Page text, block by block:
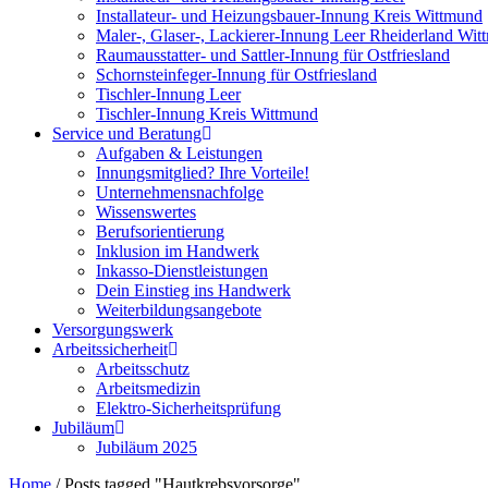
Installateur- und Heizungsbauer-Innung Kreis Wittmund
Maler-, Glaser-, Lackierer-Innung Leer Rheiderland
Raumausstatter- und Sattler-Innung für Ostfriesland
Schornsteinfeger-Innung für Ostfriesland
Tischler-Innung Leer
Tischler-Innung Kreis Wittmund
Service und Beratung
Aufgaben & Leistungen
Innungsmitglied? Ihre Vorteile!
Unternehmensnachfolge
Wissenswertes
Berufsorientierung
Inklusion im Handwerk
Inkasso-Dienstleistungen
Dein Einstieg ins Handwerk
Weiterbildungsangebote
Versorgungswerk
Arbeitssicherheit
Arbeitsschutz
Arbeitsmedizin
Elektro-Sicherheitsprüfung
Jubiläum
Jubiläum 2025
Home / Posts tagged "Hautkrebsvorsorge"